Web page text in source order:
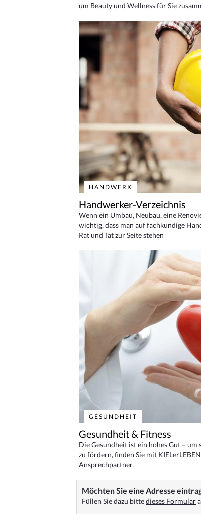
um Beauty und Wellness für Sie
HANDWERK
Handwerker-Verzeichnis
Wenn ein Umbau, Neubau, eine
wichtig, dass man auf fachkundige
Rat und Tat zur Seite stehen
GESUNDHEIT
Gesundheit & Fitness
Die Gesundheit ist ein hohes Gut –
zu fördern, finden Sie mit
Ansprechpartner.
Möchten Sie eine Adresse
Füllen Sie dazu bittedieses Formular